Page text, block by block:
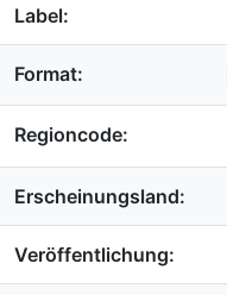
Label:
Format:
Regioncode:
Erscheinungsland:
Veröffentlichung: